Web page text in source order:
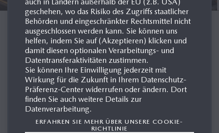
MODELLHISTORIE
EUROPA
MAZDA6
geschehen, wo das Risiko des Zugriffs staatlicher
Behörden und eingeschränkter Rechtsmittel nicht
ausgeschlossen werden kann. Sie können uns
helfen, indem Sie auf (Akzeptieren) klicken und
damit diesen optionalen Verarbeitungs- und
Datentransferaktivitäten zustimmen.
Sie können Ihre Einwilligung jederzeit mit
Wirkung für die Zukunft in Ihrem Datenschutz-
Präferenz-Center widerrufen oder ändern. Dort
finden Sie auch weitere Details zur
Datenverarbeitung.
ERFAHREN SIE MEHR ÜBER UNSERE COOKIE-
RICHTLINIE